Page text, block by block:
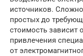
источников.
простых до
стоимость зависит
привлечения
от